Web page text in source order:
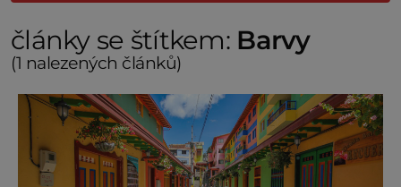
články se štítkem: Barvy
(1 nalezených článků)